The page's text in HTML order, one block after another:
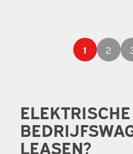
1 2
ELEKTRISCHE
LEASEN?